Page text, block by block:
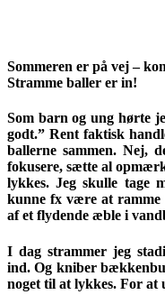
Sommeren er på vej –
Stramme baller er in!
Som barn og ung hørte
godt.” Rent faktisk
ballerne sammen. Nej,
fokusere, sætte al
lykkes. Jeg skulle tage
kunne fx være at ramme
af et flydende æble i
I dag strammer jeg
ind. Og kniber
noget til at lykkes. For